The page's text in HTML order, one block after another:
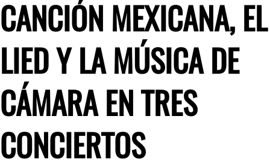
CANCIÓN MEXICANA, EL
LIED Y LA MÚSICA DE
CÁMARA EN TRES
CONCIERTOS